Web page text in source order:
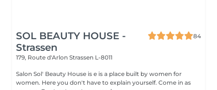
SOL BEAUTY HOUSE -
Strassen
84
179, Route d'Arlon Strassen L-8011
Salon Sol' Beauty House is e is a place built by women for
women. Here you don't have to explain yourself. Come in as